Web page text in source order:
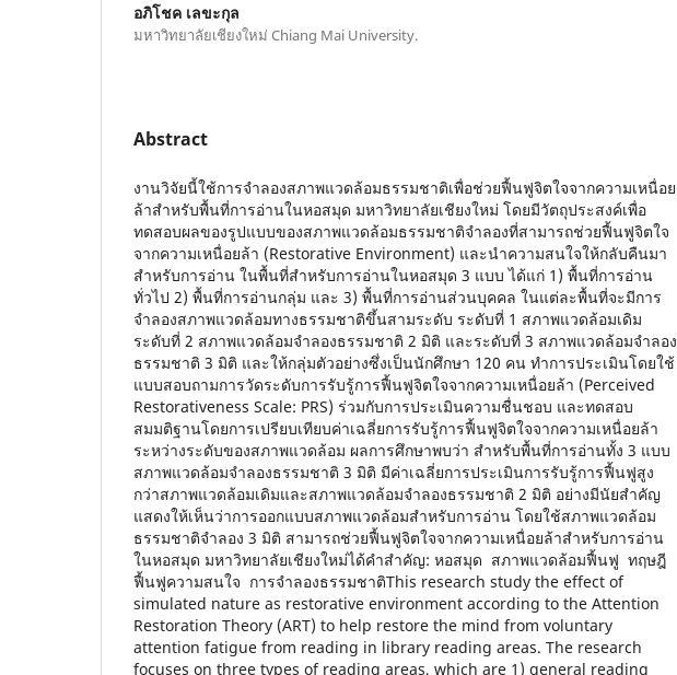
อภิโชค เลขะกุล
มหาวิทยาลัยเชียงใหม่ Chiang Mai University.
Abstract
งานวิจัยนี้ใช้การจำลองสภาพแวดล้อมธรรมชาติเพื่อช่วยฟื้นฟูจิตใจจากความเหนื่อย
ล้าสำหรับพื้นที่การอ่านในหอสมุด มหาวิทยาลัยเชียงใหม่ โดยมีวัตถุประสงค์เพื่อ
ทดสอบผลของรูปแบบของสภาพแวดล้อมธรรมชาติจำลองที่สามารถช่วยฟื้นฟูจิตใจ
จากความเหนื่อยล้า (Restorative Environment) และนำความสนใจให้กลับคืนมา
สำหรับการอ่าน ในพื้นที่สำหรับการอ่านในหอสมุด 3 แบบ ได้แก่ 1) พื้นที่การอ่าน
ทั่วไป 2) พื้นที่การอ่านกลุ่ม และ 3) พื้นที่การอ่านส่วนบุคคล ในแต่ละพื้นที่จะมีการ
จำลองสภาพแวดล้อมทางธรรมชาติขึ้นสามระดับ ระดับที่ 1 สภาพแวดล้อมเดิม
ระดับที่ 2 สภาพแวดล้อมจำลองธรรมชาติ 2 มิติ และระดับที่ 3 สภาพแวดล้อมจำลอง
ธรรมชาติ 3 มิติ และให้กลุ่มตัวอย่างซึ่งเป็นนักศึกษา 120 คน ทำการประเมินโดยใช้
แบบสอบถามการวัดระดับการรับรู้การฟื้นฟูจิตใจจากความเหนื่อยล้า (Perceived
Restorativeness Scale: PRS) ร่วมกับการประเมินความชื่นชอบ และทดสอบ
สมมติฐานโดยการเปรียบเทียบค่าเฉลี่ยการรับรู้การฟื้นฟูจิตใจจากความเหนื่อยล้า
ระหว่างระดับของสภาพแวดล้อม ผลการศึกษาพบว่า สำหรับพื้นที่การอ่านทั้ง 3 แบบ
สภาพแวดล้อมจำลองธรรมชาติ 3 มิติ มีค่าเฉลี่ยการประเมินการรับรู้การฟื้นฟูสูง
กว่าสภาพแวดล้อมเดิมและสภาพแวดล้อมจำลองธรรมชาติ 2 มิติ อย่างมีนัยสำคัญ
แสดงให้เห็นว่าการออกแบบสภาพแวดล้อมสำหรับการอ่าน โดยใช้สภาพแวดล้อม
ธรรมชาติจำลอง 3 มิติ สามารถช่วยฟื้นฟูจิตใจจากความเหนื่อยล้าสำหรับการอ่าน
ในหอสมุด มหาวิทยาลัยเชียงใหม่ได้คำสำคัญ: หอสมุด สภาพแวดล้อมฟื้นฟู ทฤษฎี
ฟื้นฟูความสนใจ การจำลองธรรมชาติThis research study the effect of
simulated nature as restorative environment according to the Attention
Restoration Theory (ART) to help restore the mind from voluntary
attention fatigue from reading in library reading areas. The research
focuses on three types of reading areas, which are 1) general reading